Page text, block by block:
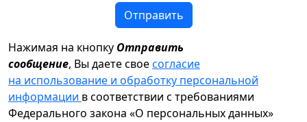
Отправить
Нажимая на кнопку Отправить
сообщение, Вы даете своесогласие
на использование и обработку персональной
информации в соответствии с требованиями
Федерального закона «О персональных данных»